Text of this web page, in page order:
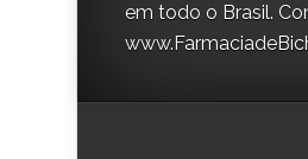
em todo o Brasil.